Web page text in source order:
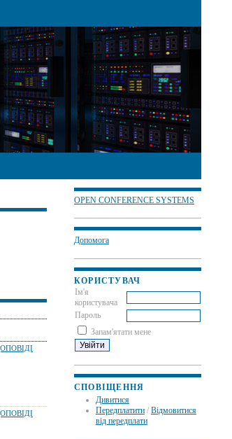
OPEN CONFERENCE SYSTEMS
Допомога
КОРИСТУВАЧ
Ім'я
користувача
Пароль
Запам'ятати мене
СПОВІЩЕННЯ
Дивитися
Передплатити/ Відмовитися
від передплати